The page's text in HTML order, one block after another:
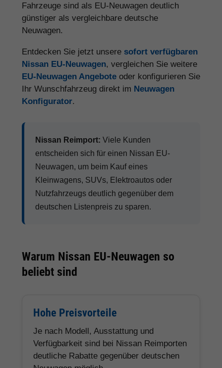
Fahrzeuge sind als EU-Neuwagen deutlich
günstiger als vergleichbare deutsche
Neuwagen.
Entdecken Sie jetzt unsere sofort verfügbaren
Nissan EU-Neuwagen, vergleichen Sie weitere
EU-Neuwagen Angebote oder konfigurieren Sie
Ihr Wunschfahrzeug direkt im Neuwagen
Konfigurator.
Nissan Reimport: Viele Kunden
entscheiden sich für einen Nissan EU-
Neuwagen, um beim Kauf eines
Kleinwagens, SUVs, Elektroautos oder
Nutzfahrzeugs deutlich gegenüber dem
deutschen Listenpreis zu sparen.
Warum Nissan EU-Neuwagen so
beliebt sind
Hohe Preisvorteile
Je nach Modell, Ausstattung und
Verfügbarkeit sind bei Nissan Reimporten
deutliche Rabatte gegenüber deutschen